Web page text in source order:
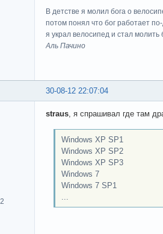
В детстве я молил бога о
потом понял что бог работает по-
я украл велосипед и стал молить
Аль Пачино
30-08-12 22:07:04
straus , я спрашивал где там
Windows XP SP1
Windows XP SP2
Windows XP SP3
Windows 7
Windows 7 SP1
...